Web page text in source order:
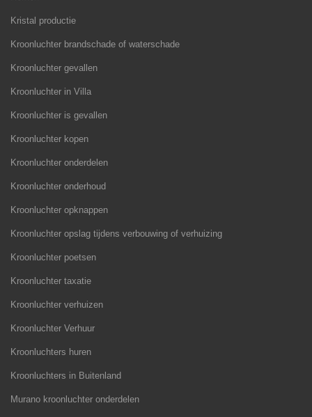
Kristal productie
Kroonluchter brandschade of waterschade
Kroonluchter gevallen
Kroonluchter in Villa
Kroonluchter is gevallen
Kroonluchter kopen
Kroonluchter onderdelen
Kroonluchter onderhoud
Kroonluchter opknappen
Kroonluchter opslag tijdens verbouwing of verhuizing
Kroonluchter poetsen
Kroonluchter taxatie
Kroonluchter verhuizen
Kroonluchter Verhuur
Kroonluchters huren
Kroonluchters in Buitenland
Murano kroonluchter onderdelen